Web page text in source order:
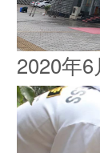
2020年